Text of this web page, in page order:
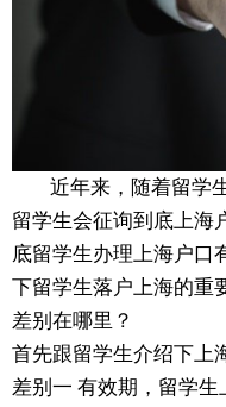
近年来，随着留学生
留学生会征询到底上海
底留学生办理上海户口
下留学生落户上海的重
差别在哪里？
首先跟留学生介绍下上
差别一 有效期，留学